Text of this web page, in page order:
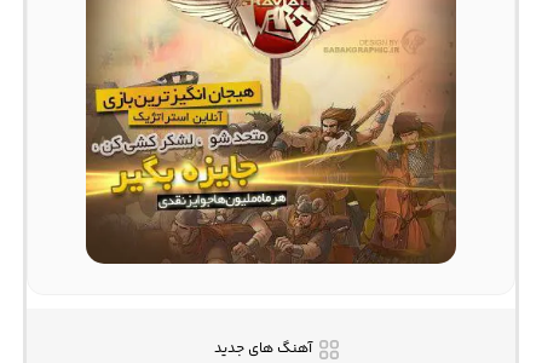
آهنگ های جدید